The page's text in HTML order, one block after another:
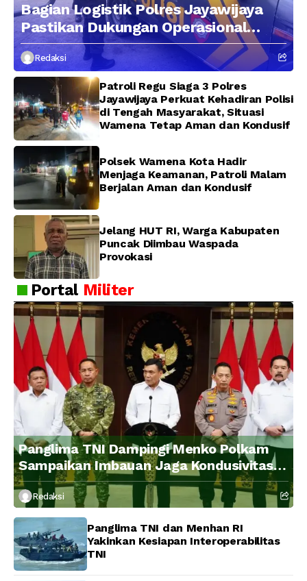
Bagian Logistik Polres Jayawijaya
Pastikan Dukungan Operasional
Kepolisian Berjalan Optimal
Redaksi
Patroli Regu Siaga 3 Polres
Jayawijaya Perkuat Kehadiran Polisi
di Tengah Masyarakat, Situasi
Wamena Tetap Aman dan Kondusif
Polsek Wamena Kota Hadir
Menjaga Keamanan, Patroli Malam
Berjalan Aman dan Kondusif
Jelang HUT RI, Warga Kabupaten
Puncak Diimbau Waspada
Provokasi
Portal Militer
Panglima TNI Dampingi Menko Polkam
Sampaikan Imbauan Jaga Kondusivitas
Bangsa
Redaksi
Panglima TNI dan Menhan RI
Yakinkan Kesiapan Interoperabilitas
TNI